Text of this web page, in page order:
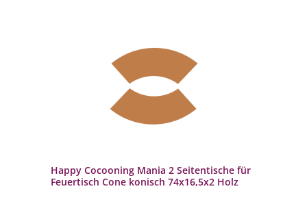
Happy Cocooning Mania 2 Seitentische für
Feuertisch Cone konisch 74x16,5x2 Holz